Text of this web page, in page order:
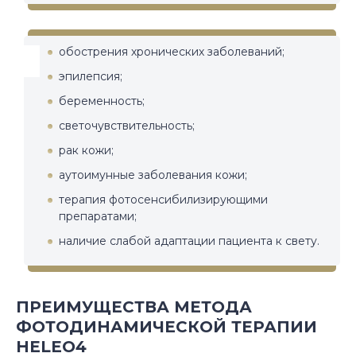
обострения хронических заболеваний;
эпилепсия;
беременность;
светочувствительность;
рак кожи;
аутоимунные заболевания кожи;
терапия фотосенсибилизирующими
препаратами;
наличие слабой адаптации пациента к свету.
ПРЕИМУЩЕСТВА МЕТОДА
ФОТОДИНАМИЧЕСКОЙ ТЕРАПИИ
HELEO4